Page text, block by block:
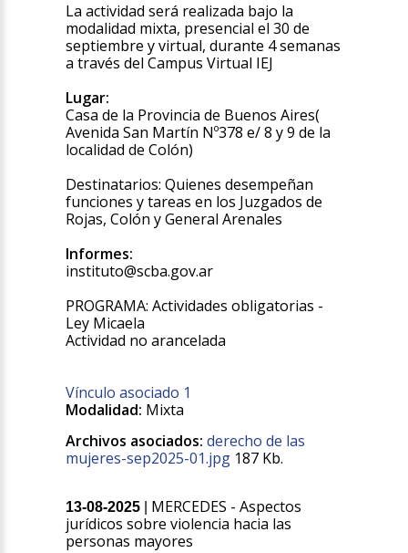
La actividad será realizada bajo la
modalidad mixta, presencial el 30 de
septiembre y virtual, durante 4 semanas
a través del Campus Virtual IEJ
Lugar:
Casa de la Provincia de Buenos Aires(
Avenida San Martín Nº378 e/ 8 y 9 de la
localidad de Colón)
Destinatarios: Quienes desempeñan
funciones y tareas en los Juzgados de
Rojas, Colón y General Arenales
Informes:
instituto@scba.gov.ar
PROGRAMA: Actividades obligatorias -
Ley Micaela
Actividad no arancelada
Vínculo asociado 1
Modalidad: Mixta
Archivos asociados: derecho de las
mujeres-sep2025-01.jpg 187 Kb.
13-08-2025
MERCEDES - Aspectos
jurídicos sobre violencia hacia las
personas mayores